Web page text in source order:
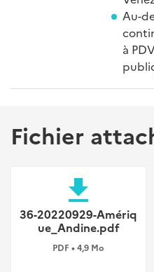
Au-
à
Fichier
file_download
36-20220929-Amériq
ue_Andine.pdf
PDF • 4,9 Mo